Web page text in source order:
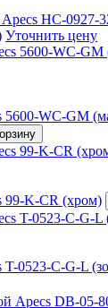
Apecs HC-0927-
Уточнить цену
WC-GM
99-K-CR (хром)
T-0523-C-G-L